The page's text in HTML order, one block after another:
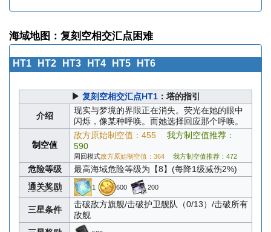
海域地图：复刻空相交汇点困难
HT1 HT2 HT3 HT4 HT5 HT6
▶ 复刻空相交汇点HT1：塔的指引
介绍
现实与梦境的界限正在消失。荧光在她的眼中
闪烁，像某种呼唤。而她选择回应那个呼唤。
制空值
敌方原始制空值：455
我方制空值推荐：
590
周回模式敌方原始制空值：364 我方制空值推荐：472
危险等级
最高海域危险等级为【8】(每降1级减伤2%)
通关奖励
1 600 200
三星条件
击破敌方旗舰/击破护卫舰队（0/13）/击破所有
敌舰